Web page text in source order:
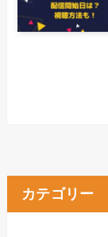
カテゴリー